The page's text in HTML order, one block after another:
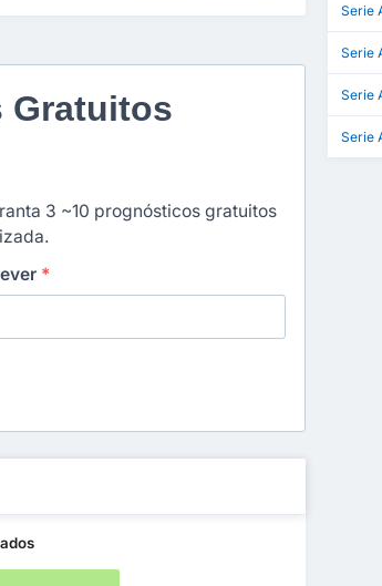
Gratuitos
3 ~10 prognósticos gratuitos
*
Serie
Serie
Serie
Serie